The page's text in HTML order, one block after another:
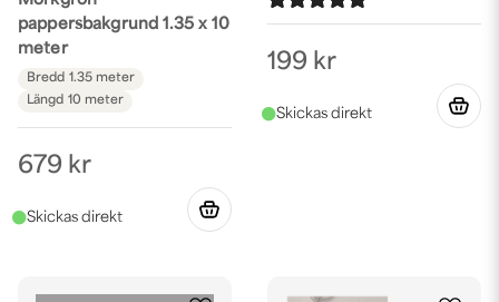
pappersbakgrund 1.35 x 10
meter
Bredd 1.35 meter
Längd 10 meter
679 kr
199 kr